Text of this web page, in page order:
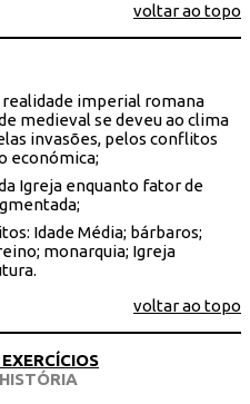
voltar ao topo
realidade imperial romana
medieval se deveu ao clima
invasões, pelos conflitos
económica;
Igreja enquanto fator de
Idade Média; bárbaros;
monarquia; Igreja
voltar ao topo
HISTÓRIA